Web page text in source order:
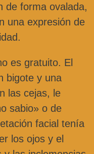
de forma ovalada,
una expresión de
es gratuito. El
bigote y una
las cejas, le
sabio» o de
facial tenía
los ojos y el